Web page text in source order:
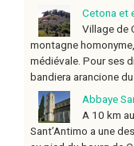
Cetona et
Village de
montagne
médiévale. Pour ses
bandiera arancione du
Abbaye
A 10 km
Sant’Antimo a une